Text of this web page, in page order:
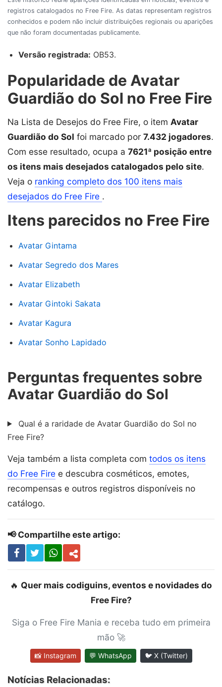
registros catalogados no Free Fire. As datas representam registros
conhecidos e podem não incluir distribuições regionais ou aparições
que não foram documentadas publicamente.
Versão registrada: OB53.
Popularidade de Avatar
Guardião do Sol no Free Fire
Na Lista de Desejos do Free Fire, o item Avatar
Guardião do Sol foi marcado por 7.432 jogadores.
Com esse resultado, ocupa a 7621ª posição entre
os itens mais desejados catalogados pelo site.
Veja o ranking completo dos 100 itens mais
desejados do Free Fire .
Itens parecidos no Free Fire
Avatar Gintama
Avatar Segredo dos Mares
Avatar Elizabeth
Avatar Gintoki Sakata
Avatar Kagura
Avatar Sonho Lapidado
Perguntas frequentes sobre
Avatar Guardião do Sol
Qual é a raridade de Avatar Guardião do Sol no
Free Fire?
Veja também a lista completa com todos os itens
do Free Fire e descubra cosméticos, emotes,
recompensas e outros registros disponíveis no
catálogo.
📢 Compartilhe este artigo:
🔥 Quer mais codiguins, eventos e novidades do
Free Fire?
Siga o Free Fire Mania e receba tudo em primeira
mão 🚀
📸 Instagram 💬 WhatsApp 🐦 X (Twitter)
Notícias Relacionadas: